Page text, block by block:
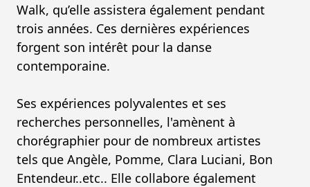
Walk, qu’elle assistera également pendant
trois années. Ces dernières expériences
forgent son intérêt pour la danse
contemporaine.
Ses expériences polyvalentes et ses
recherches personnelles, l'amènent à
chorégraphier pour de nombreux artistes
tels que Angèle, Pomme, Clara Luciani, Bon
Entendeur..etc.. Elle collabore également